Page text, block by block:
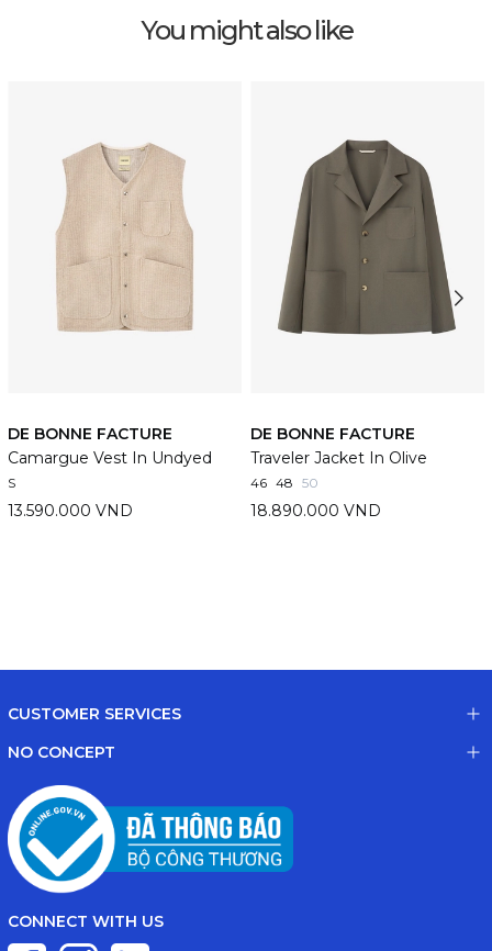
You might also like
DE BONNE FACTURE
Camargue Vest In Undyed
S
13.590.000 VND
DE BONNE FACTURE
Traveler Jacket In Olive
46 48 50
18.890.000 VND
CUSTOMER SERVICES
NO CONCEPT
CONNECT WITH US